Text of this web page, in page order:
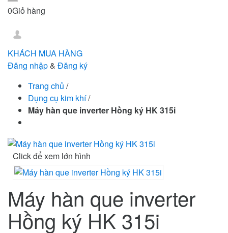
0Giỏ hàng
KHÁCH MUA HÀNG
Đăng nhập& Đăng ký
Trang chủ /
Dụng cụ kim khí/
Máy hàn que inverter Hồng ký HK 315i
Click để xem lớn hình
Máy hàn que inverter
Hồng ký HK 315i